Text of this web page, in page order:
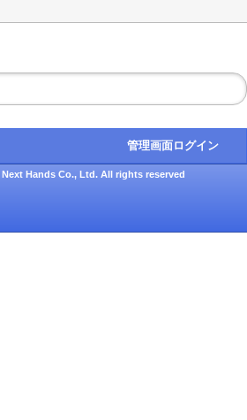
管理画面ログイン
Hands Co., Ltd. All rights reserved